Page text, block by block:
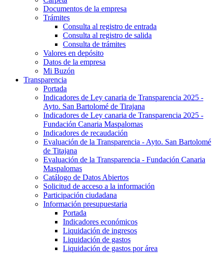
Documentos de la empresa
Trámites
Consulta al registro de entrada
Consulta al registro de salida
Consulta de trámites
Valores en depósito
Datos de la empresa
Mi Buzón
Transparencia
Portada
Indicadores de Ley canaria de Transparencia 2025 -
Ayto. San Bartolomé de Tirajana
Indicadores de Ley canaria de Transparencia 2025 -
Fundación Canaria Maspalomas
Indicadores de recaudación
Evaluación de la Transparencia - Ayto. San Bartolomé
de Titajana
Evaluación de la Transparencia - Fundación Canaria
Maspalomas
Catálogo de Datos Abiertos
Solicitud de acceso a la información
Participación ciudadana
Información presupuestaria
Portada
Indicadores económicos
Liquidación de ingresos
Liquidación de gastos
Liquidación de gastos por área